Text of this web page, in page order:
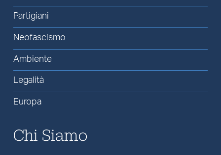
Partigiani
Neofascismo
Ambiente
Legalità
Europa
Chi Siamo